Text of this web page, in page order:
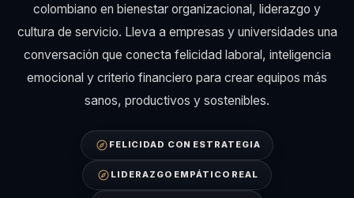
colombiano en bienestar organizacional, liderazgo y
cultura de servicio. Lleva a empresas y universidades una
conversación que conecta felicidad laboral, inteligencia
emocional y criterio financiero para crear equipos más
sanos, productivos y sostenibles.
FELICIDAD CON ESTRATEGIA
LIDERAZGO EMPÁTICO REAL